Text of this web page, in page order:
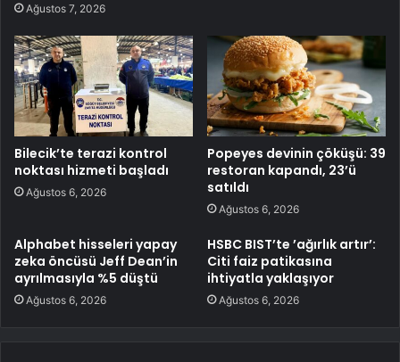
Ağustos 7, 2026
Bilecik’te terazi kontrol
noktası hizmeti başladı
Ağustos 6, 2026
Popeyes devinin çöküşü: 39
restoran kapandı, 23’ü
satıldı
Ağustos 6, 2026
Alphabet hisseleri yapay
zeka öncüsü Jeff Dean’in
ayrılmasıyla %5 düştü
Ağustos 6, 2026
HSBC BIST’te ’ağırlık artır’:
Citi faiz patikasına
ihtiyatla yaklaşıyor
Ağustos 6, 2026